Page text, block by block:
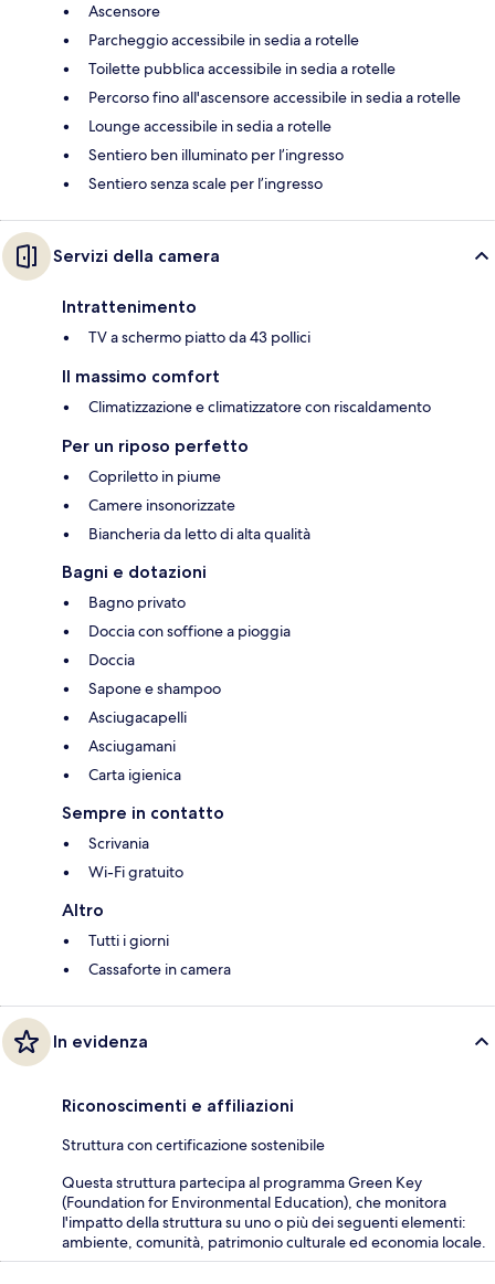
Ascensore
Parcheggio accessibile in sedia a rotelle
Toilette pubblica accessibile in sedia a rotelle
Percorso fino all'ascensore accessibile in sedia a rotelle
Lounge accessibile in sedia a rotelle
Sentiero ben illuminato per l’ingresso
Sentiero senza scale per l’ingresso
Servizi della camera
Intrattenimento
TV a schermo piatto da 43 pollici
Il massimo comfort
Climatizzazione e climatizzatore con riscaldamento
Per un riposo perfetto
Copriletto in piume
Camere insonorizzate
Biancheria da letto di alta qualità
Bagni e dotazioni
Bagno privato
Doccia con soffione a pioggia
Doccia
Sapone e shampoo
Asciugacapelli
Asciugamani
Carta igienica
Sempre in contatto
Scrivania
Wi-Fi gratuito
Altro
Tutti i giorni
Cassaforte in camera
In evidenza
Riconoscimenti e affiliazioni
Struttura con certificazione sostenibile
Questa struttura partecipa al programma Green Key
(Foundation for Environmental Education), che monitora
l'impatto della struttura su uno o più dei seguenti elementi:
ambiente, comunità, patrimonio culturale ed economia locale.